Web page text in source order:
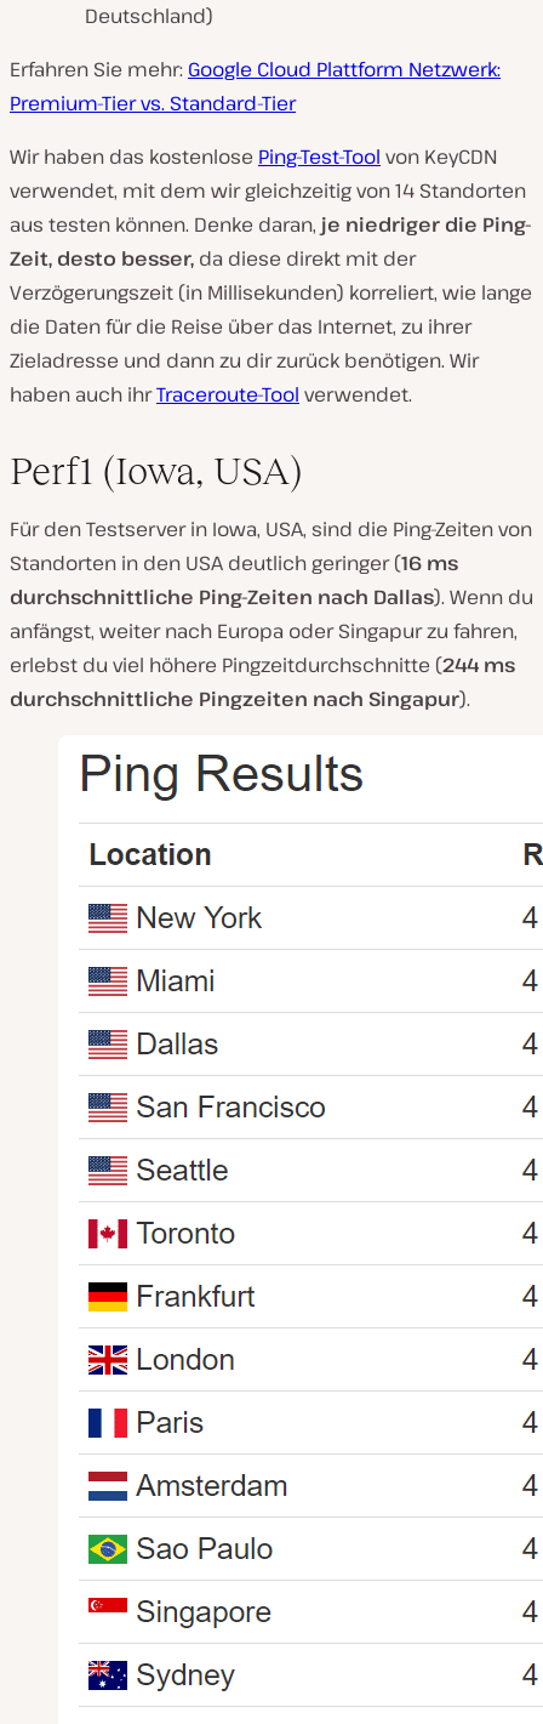
Deutschland)
Erfahren Sie mehr: Google Cloud Plattform Netzwerk:
Premium-Tier vs. Standard-Tier
Wir haben das kostenlose Ping-Test-Tool von KeyCDN
verwendet, mit dem wir gleichzeitig von 14 Standorten
aus testen können. Denke daran, je niedriger die Ping-
Zeit, desto besser, da diese direkt mit der
Verzögerungszeit (in Millisekunden) korreliert, wie lange
die Daten für die Reise über das Internet, zu ihrer
Zieladresse und dann zu dir zurück benötigen. Wir
haben auch ihrTraceroute-Tool verwendet.
Perf1 (Iowa, USA)
Für den Testserver in Iowa, USA, sind die Ping-Zeiten von
Standorten in den USA deutlich geringer (16 ms
durchschnittliche Ping-Zeiten nach Dallas). Wenn du
anfängst, weiter nach Europa oder Singapur zu fahren,
erlebst du viel höhere Pingzeitdurchschnitte (244 ms
durchschnittliche Pingzeiten nach Singapur).